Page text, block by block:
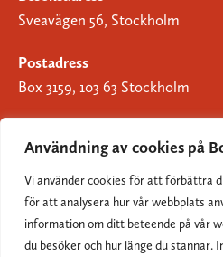
Användning av cookies på
Vi använder cookies för att förbättra
för att analysera hur vår webbplats
information om ditt beteende på vår
du besöker och hur länge du stannar.
Sveavägen 56, Stockholm
Postadress
Box 3159, 103 63 Stockholm
Om